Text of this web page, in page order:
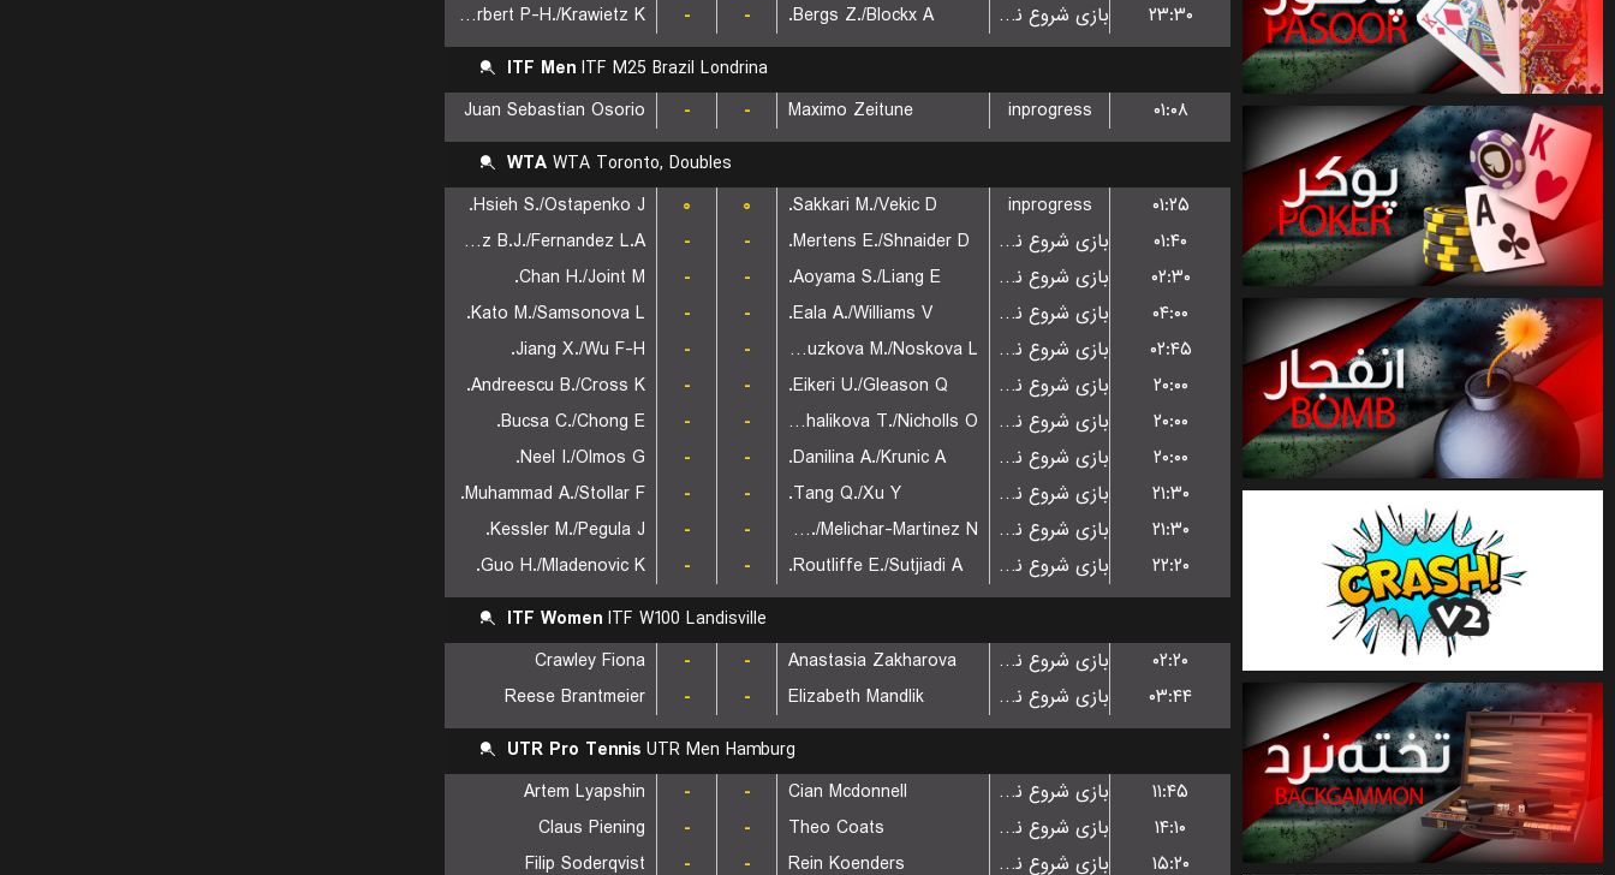
Herbert P-H./Krawietz K.
- - Bergs Z./Blockx A. بازی شروع نشده است
۲۳:۳۰
ITF Men ITF M25 Brazil Londrina
Juan Sebastian Osorio
- - Maximo Zeitune inprogress
۰۱:۰۸
WTA WTA Toronto, Doubles
Hsieh S./Ostapenko J.
۰ ۰ Sakkari M./Vekic D. inprogress
۰۱:۲۵
Fernandez B.J./Fernandez L.A.
- - Mertens E./Shnaider D. بازی شروع نشده است
۰۱:۴۰
Chan H./Joint M.
- - Aoyama S./Liang E. بازی شروع نشده است
۰۲:۳۰
Kato M./Samsonova L.
- - Eala A./Williams V. بازی شروع نشده است
۰۴:۰۰
Jiang X./Wu F-H.
- - Bouzkova M./Noskova L. بازی شروع نشده است
۰۲:۴۵
Andreescu B./Cross K.
- - Eikeri U./Gleason Q. بازی شروع نشده است
۲۰:۰۰
Bucsa C./Chong E.
- - Mihalikova T./Nicholls O. بازی شروع نشده است
۲۰:۰۰
Neel I./Olmos G.
- - Danilina A./Krunic A. بازی شروع نشده است
۲۰:۰۰
Muhammad A./Stollar F.
- - Tang Q./Xu Y. بازی شروع نشده است
۲۱:۳۰
Kessler M./Pegula J.
- - Errani S./Melichar-Martinez N. بازی شروع نشده است
۲۱:۳۰
Guo H./Mladenovic K.
- - Routliffe E./Sutjiadi A. بازی شروع نشده است
۲۲:۲۰
ITF Women ITF W100 Landisville
Crawley Fiona
- - Anastasia Zakharova بازی شروع نشده است
۰۲:۲۰
Reese Brantmeier
- - Elizabeth Mandlik بازی شروع نشده است
۰۳:۴۴
UTR Pro Tennis UTR Men Hamburg
Artem Lyapshin
- - Cian Mcdonnell بازی شروع نشده است
۱۱:۴۵
Claus Piening
- - Theo Coats بازی شروع نشده است
۱۴:۱۰
Filip Soderqvist
- - Rein Koenders بازی شروع نشده است
۱۵:۲۰